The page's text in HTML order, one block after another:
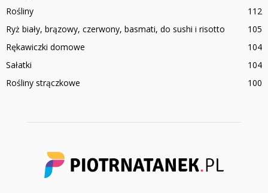
Rośliny
112
Ryż biały, brązowy, czerwony, basmati, do sushi i risotto
105
Rękawiczki domowe
104
Sałatki
104
Rośliny strączkowe
100